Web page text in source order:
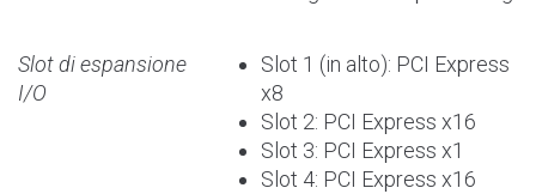
Slot di espansione
I/O
Slot 1 (in alto): PCI Express
x8
Slot 2: PCI Express x16
Slot 3: PCI Express x1
Slot 4: PCI Express x16